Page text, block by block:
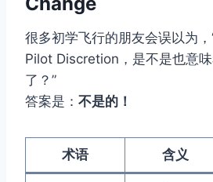
很多初学飞行的朋友会误以为
Pilot Discretion，是不是也意
了？”
答案是： 不是的！
术语 含义